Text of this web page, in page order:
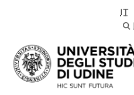
Passa al IT